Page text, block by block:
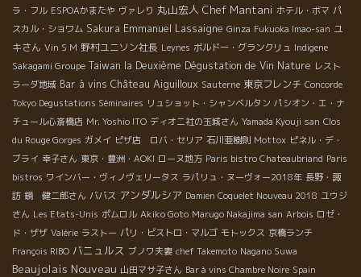
ラ・フル ESPOAかまたや ヴァレり 丸山宏人 Chef Mantani ホテル・ボマ パ
スカル・ショワム Sakura Emmanuel Lassaigne Ginza Fukuoka Imao-san ユ
キさん Vin S M 野村ユニソン社長 Leynes ボルドー・グランクリュ Indigene
Sakagami Groupe Taiwan la Deuxième Dégustation de Vin Nature レスト
ラーダ地域 Bar à vins Château Aiguilloux Sauterne 東京フレンチ Concorde
Tokyo Degustations Séminaires リュショット・シャンベルタン パシオン・エ・ナ
チュール心斎橋店 Mr. Yoshio ITO ディオニ社の玉城さん Yamada Kyouji san Clos
du Rouge Gorges ガメイ ピザ店 ロバ・セリア 石川亜樹則 Mottox ピネル・デ・
ブライ 幸子さん 東京・豊洲・AOKI ローヌ地方 Paris bistro Chateaubriand Paris
bistros ワインバー・ヴィノヴェリータス ラパリュ・ヌーヴォー2018年 長野・諏
訪 鏡 健二郎さん ババス アンダルシア Damien Coquelet Nouveau 2018 ユウジ
さん Les Etats-Unis ポムロル Akiko Goto Marugo Nakajima san Arbois ロゼ・
ド・ザザ Valérie ラストー パリ・ビストロ・マルゴ モトックス 京橋ランチ
François RIBO バニュルス ブノワ夫妻 chef Takemoto Nagano Suwa
Beaujolais Nouveau 山田マサ子さん Bar à vins Chambre Noire Spain